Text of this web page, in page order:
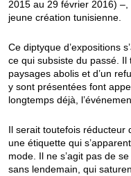
2015 au 29 février 2016)
jeune création tunisienne.
Ce diptyque d’expositions
ce qui subsiste du passé. Il
paysages abolis et d’un
y sont présentées font
longtemps déjà,
Il serait toutefois réducteur
une étiquette qui
mode. Il ne s’agit pas de
sans lendemain, qui